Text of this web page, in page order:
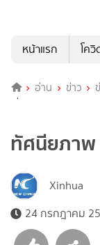
หน้าแรก
โค
อ่าน ข่าว
เบีย
ทัศนียภาพ
Xinhua
24 กรกฎาคม